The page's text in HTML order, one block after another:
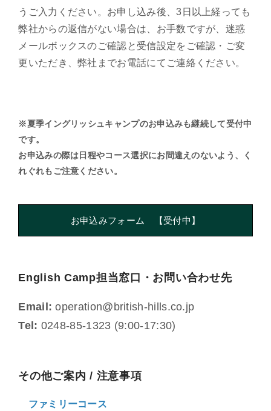
うご入力ください。お申し込み後、3 日以上経っても
弊社からの返信がない場合は、お手数ですが、迷惑
メールボックスのご確認と受信設定をご確認・ご変
更いただき、弊社までお電話にてご連絡ください。
※夏季イングリッシュキャンプのお申込みも継続して受付中
です。
お申込みの際は日程やコース選択にお間違えのないよう、く
れぐれもご注意ください。
お申込みフォーム 【受付中】
English Camp担当窓口・お問い合わせ先
Email:operation@british-hills.co.jp
Tel: 0248-85-1323 (9:00-17:30)
その他ご案内 / 注意事項
ファミリーコース